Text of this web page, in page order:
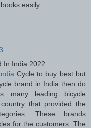
easily.
In India 2022
Cycle to buy best but
brand in India then do
many leading bicycle
that provided the
These brands
for the customers. The